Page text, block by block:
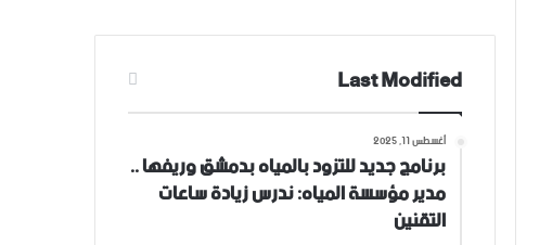
Last Modified
أغسطس 11, 2025
برنامج جديد للتزود بالمياه بدمشق وريفها ..
مدير مؤسسة المياه: ندرس زيادة ساعات
التقنين